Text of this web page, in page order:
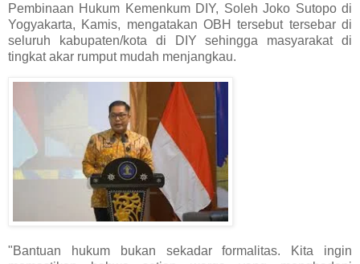
Pembinaan Hukum Kemenkum DIY, Soleh Joko Sutopo di
Yogyakarta, Kamis, mengatakan OBH tersebut tersebar di
seluruh kabupaten/kota di DIY sehingga masyarakat di
tingkat akar rumput mudah menjangkau.
"Bantuan hukum bukan sekadar formalitas. Kita ingin